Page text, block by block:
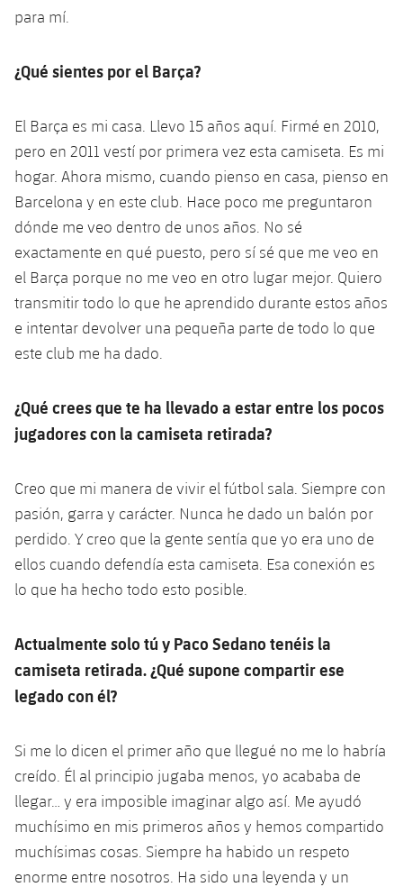
para mí.
¿Qué sientes por el Barça?
El Barça es mi casa. Llevo 15 años aquí. Firmé en 2010,
pero en 2011 vestí por primera vez esta camiseta. Es mi
hogar. Ahora mismo, cuando pienso en casa, pienso en
Barcelona y en este club. Hace poco me preguntaron
dónde me veo dentro de unos años. No sé
exactamente en qué puesto, pero sí sé que me veo en
el Barça porque no me veo en otro lugar mejor. Quiero
transmitir todo lo que he aprendido durante estos años
e intentar devolver una pequeña parte de todo lo que
este club me ha dado.
¿Qué crees que te ha llevado a estar entre los pocos
jugadores con la camiseta retirada?
Creo que mi manera de vivir el fútbol sala. Siempre con
pasión, garra y carácter. Nunca he dado un balón por
perdido. Y creo que la gente sentía que yo era uno de
ellos cuando defendía esta camiseta. Esa conexión es
lo que ha hecho todo esto posible.
Actualmente solo tú y Paco Sedano tenéis la
camiseta retirada. ¿Qué supone compartir ese
legado con él?
Si me lo dicen el primer año que llegué no me lo habría
creído. Él al principio jugaba menos, yo acababa de
llegar… y era imposible imaginar algo así. Me ayudó
muchísimo en mis primeros años y hemos compartido
muchísimas cosas. Siempre ha habido un respeto
enorme entre nosotros. Ha sido una leyenda y un